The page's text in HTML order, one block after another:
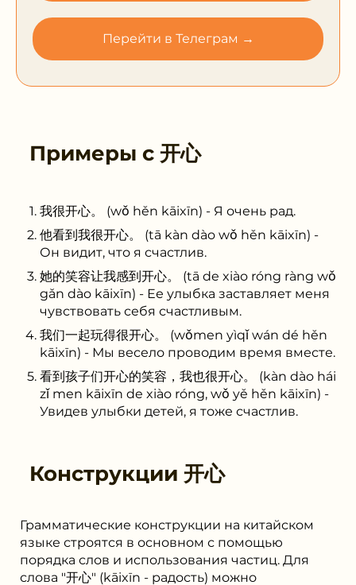
Перейти в Телеграм →
Примеры с 开心
我很开心。 (wǒ hěn kāixīn) - Я очень рад.
他看到我很开心。 (tā kàn dào wǒ hěn kāixīn) -
Он видит, что я счастлив.
她的笑容让我感到开心。 (tā de xiào róng ràng wǒ
gǎn dào kāixīn) - Ее улыбка заставляет меня
чувствовать себя счастливым.
我们一起玩得很开心。 (wǒmen yìqǐ wán dé hěn
kāixīn) - Мы весело проводим время вместе.
看到孩子们开心的笑容，我也很开心。 (kàn dào hái
zǐ men kāixīn de xiào róng, wǒ yě hěn kāixīn) -
Увидев улыбки детей, я тоже счастлив.
Конструкции 开心
Грамматические конструкции на китайском
языке строятся в основном с помощью
порядка слов и использования частиц. Для
слова "开心" (kāixīn - радость) можно